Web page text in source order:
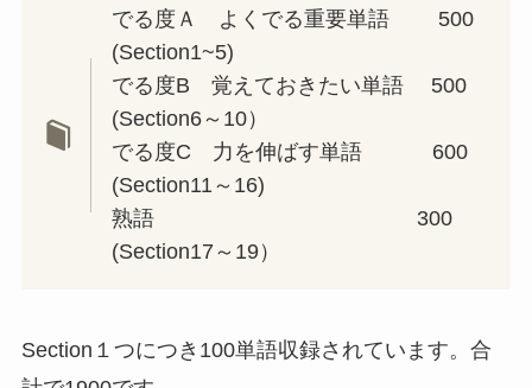
でる度Ａ よくでる重要単語 500
(Section1~5)
でる度B 覚えておきたい単語 500
(Section6～10）
でる度C 力を伸ばす単語 600
(Section11～16)
熟語 300
(Section17～19）
Section１つにつき100単語収録されています。合